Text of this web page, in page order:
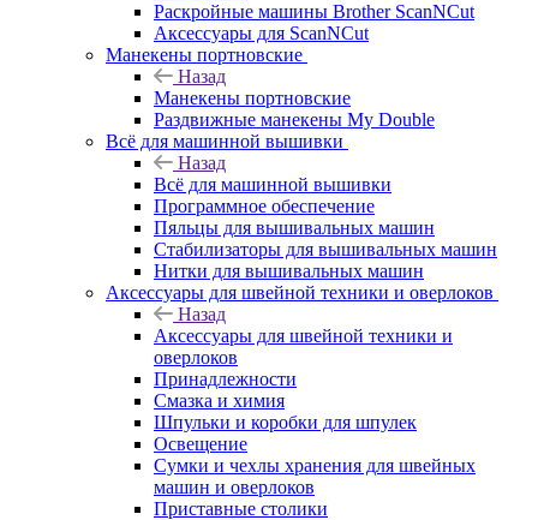
Раскройные машины Brother ScanNCut
Аксессуары для ScanNCut
Манекены портновские
Назад
Манекены портновские
Раздвижные манекены My Double
Всё для машинной вышивки
Назад
Всё для машинной вышивки
Программное обеспечение
Пяльцы для вышивальных машин
Стабилизаторы для вышивальных машин
Нитки для вышивальных машин
Аксессуары для швейной техники и оверлоков
Назад
Аксессуары для швейной техники и
оверлоков
Принадлежности
Смазка и химия
Шпульки и коробки для шпулек
Освещение
Сумки и чехлы хранения для швейных
машин и оверлоков
Приставные столики